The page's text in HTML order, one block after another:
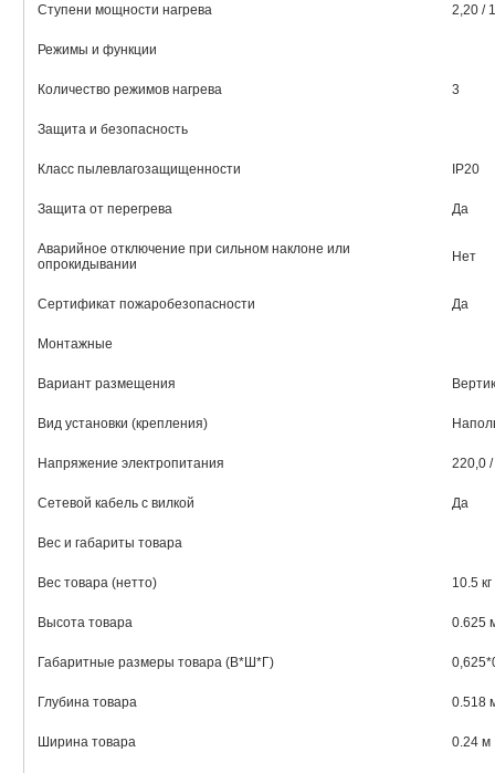
Ступени мощности нагрева 2,20 /
Режимы и функции
Количество режимов нагрева 3
Защита и безопасность
Класс пылевлагозащищенности IP20
Защита от перегрева Да
Аварийное отключение при сильном наклоне или
опрокидывании
Нет
Сертификат пожаробезопасности Да
Монтажные
Вариант размещения
Вид установки (крепления)
Напряжение электропитания 220,0
Сетевой кабель с вилкой Да
Вес и габариты товара
Вес товара (нетто) 10.5 кг
Высота товара 0.625
Габаритные размеры товара (В*Ш*Г)
Глубина товара 0.518
Ширина товара 0.24 м